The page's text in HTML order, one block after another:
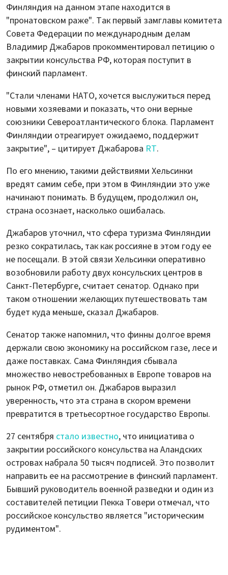
Финляндия на данном этапе находится в
"пронатовском раже". Так первый замглавы комитета
Совета Федерации по международным делам
Владимир Джабаров прокомментировал петицию о
закрытии консульства РФ, которая поступит в
финский парламент.
"Стали членами НАТО, хочется выслужиться перед
новыми хозяевами и показать, что они верные
союзники Североатлантического блока. Парламент
Финляндии отреагирует ожидаемо, поддержит
закрытие", – цитирует Джабарова RT.
По его мнению, такими действиями Хельсинки
вредят самим себе, при этом в Финляндии это уже
начинают понимать. В будущем, продолжил он,
страна осознает, насколько ошибалась.
Джабаров уточнил, что сфера туризма Финляндии
резко сократилась, так как россияне в этом году ее
не посещали. В этой связи Хельсинки оперативно
возобновили работу двух консульских центров в
Санкт-Петербурге, считает сенатор. Однако при
таком отношении желающих путешествовать там
будет куда меньше, сказал Джабаров.
Сенатор также напомнил, что финны долгое время
держали свою экономику на российском газе, лесе и
даже поставках. Сама Финляндия сбывала
множество невостребованных в Европе товаров на
рынок РФ, отметил он. Джабаров выразил
уверенность, что эта страна в скором времени
превратится в третьесортное государство Европы.
27 сентября стало известно, что инициатива о
закрытии российского консульства на Аландских
островах набрала 50 тысяч подписей. Это позволит
направить ее на рассмотрение в финский парламент.
Бывший руководитель военной разведки и один из
составителей петиции Пекка Товери отмечал, что
российское консульство является "историческим
рудиментом".